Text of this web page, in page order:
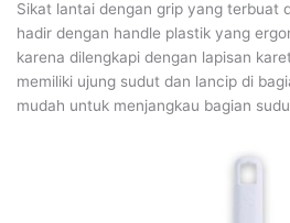
Sikat lantai dengan grip yang terbuat
hadir dengan handle plastik yang
karena dilengkapi dengan lapisan
memiliki ujung sudut dan lancip di
mudah untuk menjangkau bagian